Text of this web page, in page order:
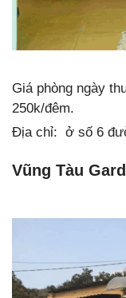
Giá phòng ngày
250k/đêm.
Địa chỉ: ở số 6
Vũng Tàu